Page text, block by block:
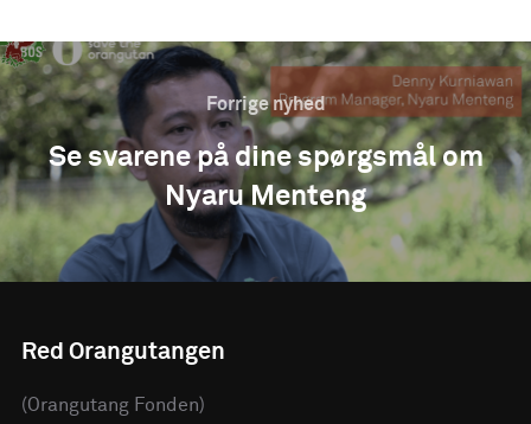
Forrige nyhed
Se svarene på dine spørgsmål om
Nyaru Menteng
Red Orangutangen
(Orangutang Fonden)